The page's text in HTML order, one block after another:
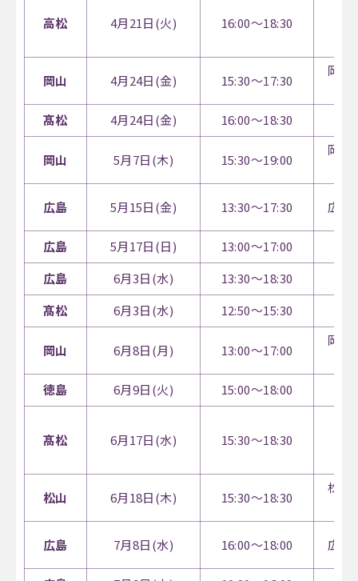
高松 4月21日(火) 16:00～18:30
岡山 4月24日(金) 15:30～17:30
岡山
髙松 4月24日(金) 16:00～18:30
岡山 5月7日(木) 15:30～19:00
岡山
広島 5月15日(金) 13:30～17:30 広島
広島 5月17日(日) 13:00～17:00
広島
6月3日(水) 13:30～18:30
髙松
6月3日(水) 12:50～15:30
岡山 6月8日(月) 13:00～17:00
岡山
徳島 6月9日(火) 15:00～18:00
髙松 6月17日(水) 15:30～18:30
松山 6月18日(木) 15:30～18:30
松山
広島 7月8日(水) 16:00～18:00 広島